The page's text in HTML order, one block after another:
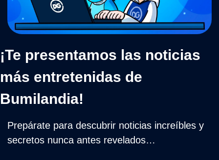
¡Te presentamos las noticias
más entretenidas de
Bumilandia!
Prepárate para descubrir noticias increíbles y
secretos nunca antes revelados…